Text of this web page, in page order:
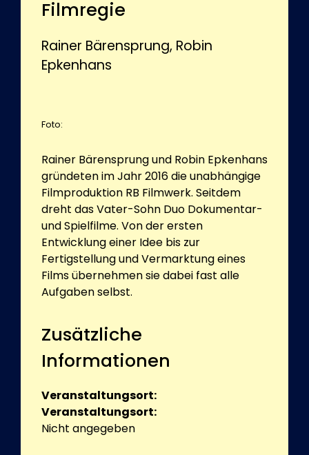
Filmregie
Rainer Bärensprung, Robin
Epkenhans
Foto:
Rainer Bärensprung und Robin Epkenhans
gründeten im Jahr 2016 die unabhängige
Filmproduktion RB Filmwerk. Seitdem
dreht das Vater-Sohn Duo Dokumentar-
und Spielfilme. Von der ersten
Entwicklung einer Idee bis zur
Fertigstellung und Vermarktung eines
Films übernehmen sie dabei fast alle
Aufgaben selbst.
Zusätzliche
Informationen
Veranstaltungsort:
Veranstaltungsort:
Nicht angegeben